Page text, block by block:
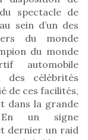
spectacle de
sein d’un des
du monde
du monde
automobile
des célébrités
de ces facilités,
dans la grande
En un signe
dernier un raid